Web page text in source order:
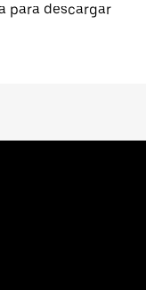
para descargar